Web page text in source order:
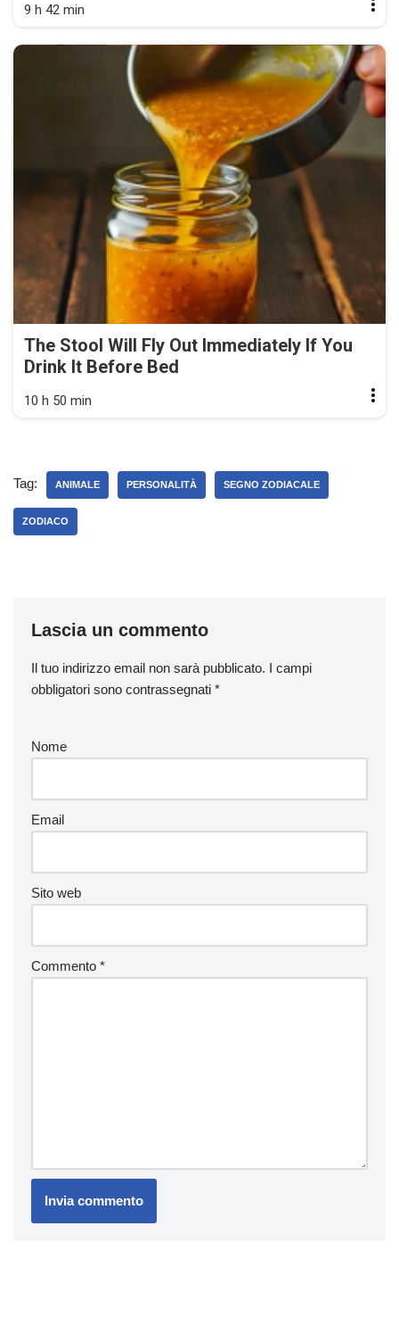
9 h 42 min
The Stool Will Fly Out Immediately If You
Drink It Before Bed
10 h 50 min
Tag: ANIMALE PERSONALITÀ SEGNO ZODIACALE
ZODIACO
Lascia un commento
Il tuo indirizzo email non sarà pubblicato. I campi
obbligatori sono contrassegnati *
Nome
Email
Sito web
Commento *